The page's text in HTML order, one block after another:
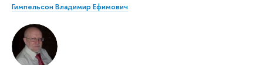
Гимпельсон Владимир Ефимович